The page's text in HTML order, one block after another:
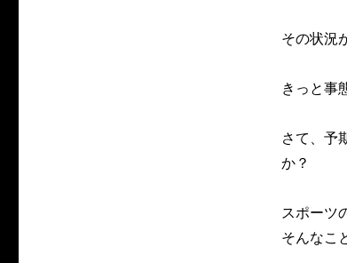
その状況
きっと事
さて、予
か？
スポーツ
そんなこ